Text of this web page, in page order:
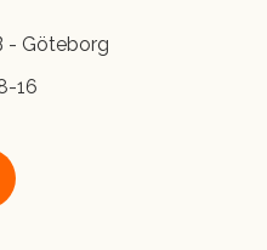
- Göteborg
16